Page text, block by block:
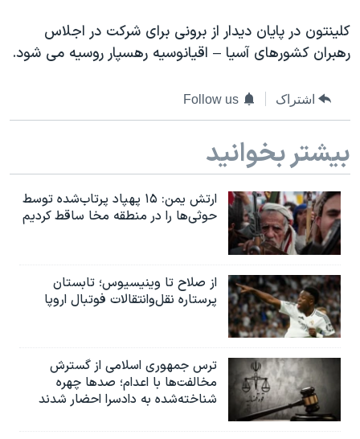
آرشیو پخش زنده
مجموعه مستندهای دادخواهی
دادگاه حمید نوری
قانون شفافیت دارائی کادر رهبری ایران
اعتراضات مردمی آبان ۹۸
اسرائیل در جنگ
نرگس محمدی برنده جایزه نوبل صلح
همایش محافظه‌کاران آمریکا «سی‌پک»
صفحه‌های ویژه
سفر پرزیدنت ترامپ به چین
کلینتون در پایان دیدار از برونی برای شرکت در اجلاس
رهبران کشورهای آسیا – اقیانوسیه رهسپار روسیه می شود.
اشتراک Follow us
بیشتر بخوانید
ارتش یمن: ۱۵ پهپاد پرتاب‌شده توسط
حوثی‌ها را در منطقه مخا ساقط کردیم
از صلاح تا وینیسیوس؛ تابستان
پرستاره نقل‌وانتقالات فوتبال اروپا
ترس جمهوری اسلامی از گسترش
مخالفت‌ها با اعدام؛ صدها چهره
شناخته‌شده به دادسرا احضار شدند